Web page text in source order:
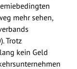
mehr sehen,
Trotz
kein Geld